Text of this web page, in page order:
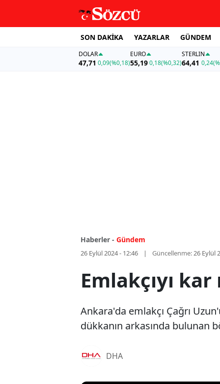
SON DAKİKA YAZARLAR GÜNDEM
DOLAR
47,71 0,09(%0,18)
EURO
55,19 0,18(%0,32)
STERLIN
64,41 0,24
Haberler - Gündem
26 Eylül 2024 - 12:46 Güncellenme:26 Eylül
Emlakçıyı
Ankara'da emlakçı Çağrı
dükkanın arkasında bulunan
DHA